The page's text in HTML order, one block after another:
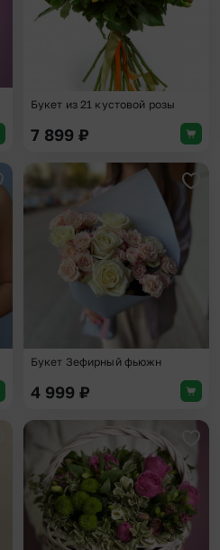
Букет из 21 кустовой розы
7 899 ₽
Добавить в избранное
Букет Зефирный фьюжн
4 999 ₽
Добавить в избранное